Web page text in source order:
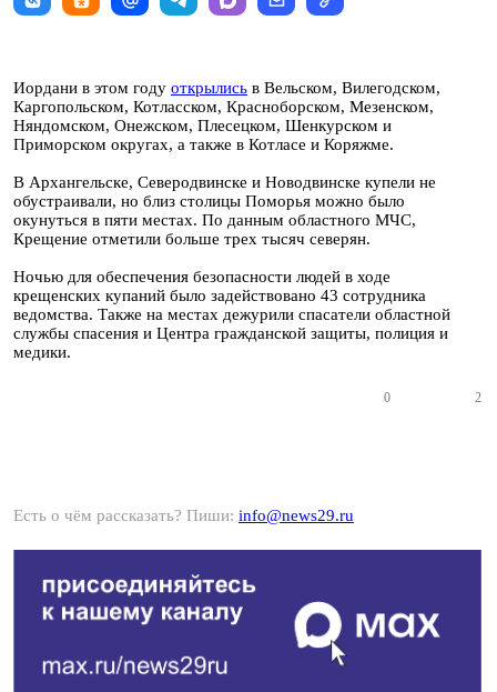
Иордани в этом году открылись в Вельском, Вилегодском,
Каргопольском, Котласском, Красноборском, Мезенском,
Няндомском, Онежском, Плесецком, Шенкурском и
Приморском округах, а также в Котласе и Коряжме.
В Архангельске, Северодвинске и Новодвинске купели не
обустраивали, но близ столицы Поморья можно было
окунуться в пяти местах. По данным областного МЧС,
Крещение отметили больше трех тысяч северян.
Ночью для обеспечения безопасности людей в ходе
крещенских купаний было задействовано 43 сотрудника
ведомства. Также на местах дежурили спасатели областной
службы спасения и Центра гражданской защиты, полиция и
медики.
0 2
Есть о чём рассказать? Пиши: info@news29.ru